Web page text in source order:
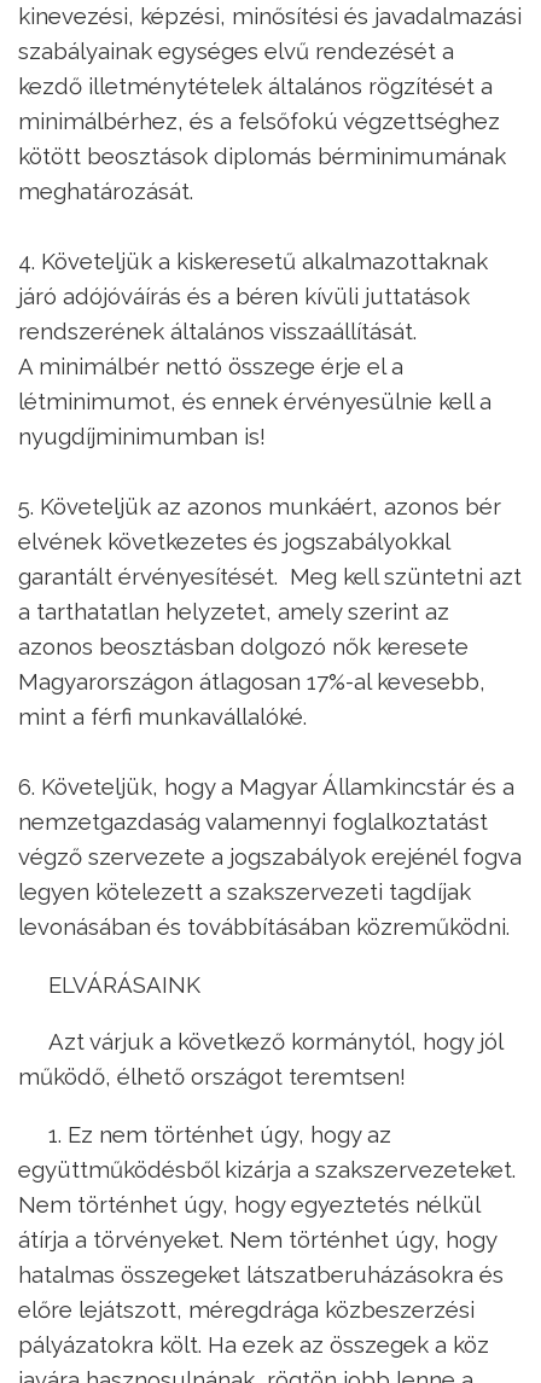
kinevezési, képzési, minősítési és javadalmazási
szabályainak egységes elvű rendezését a
kezdő illetménytételek általános rögzítését a
minimálbérhez, és a felsőfokú végzettséghez
kötött beosztások diplomás bérminimumának
meghatározását.
4. Követeljük a kiskeresetű alkalmazottaknak
járó adójóváírás és a béren kívüli juttatások
rendszerének általános visszaállítását.
A minimálbér nettó összege érje el a
létminimumot, és ennek érvényesülnie kell a
nyugdíjminimumban is!
5. Követeljük az azonos munkáért, azonos bér
elvének következetes és jogszabályokkal
garantált érvényesítését. Meg kell szüntetni azt
a tarthatatlan helyzetet, amely szerint az
azonos beosztásban dolgozó nők keresete
Magyarországon átlagosan 17%-al kevesebb,
mint a férfi munkavállalóké.
6. Követeljük, hogy a Magyar Államkincstár és a
nemzetgazdaság valamennyi foglalkoztatást
végző szervezete a jogszabályok erejénél fogva
legyen kötelezett a szakszervezeti tagdíjak
levonásában és továbbításában közreműködni.
ELVÁRÁSAINK
Azt várjuk a következő kormánytól, hogy jól
működő, élhető országot teremtsen!
1. Ez nem történhet úgy, hogy az
együttműködésből kizárja a szakszervezeteket.
Nem történhet úgy, hogy egyeztetés nélkül
átírja a törvényeket. Nem történhet úgy, hogy
hatalmas összegeket látszatberuházásokra és
előre lejátszott, méregdrága közbeszerzési
pályázatokra költ. Ha ezek az összegek a köz